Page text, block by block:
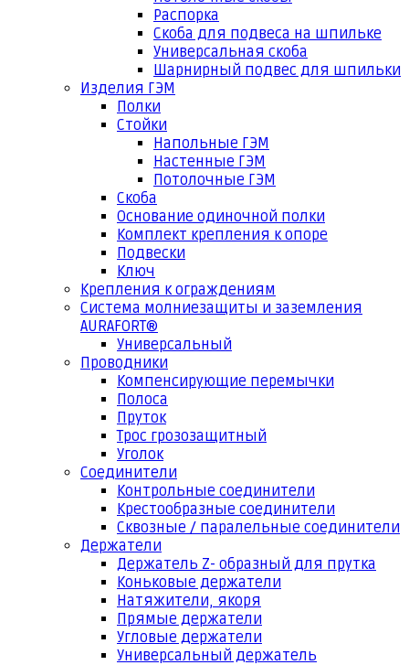
Распорка
Скоба для подвеса на шпильке
Универсальная скоба
Шарнирный подвес для шпильки
Изделия ГЭМ
Полки
Стойки
Напольные ГЭМ
Настенные ГЭМ
Потолочные ГЭМ
Скоба
Основание одиночной полки
Комплект крепления к опоре
Подвески
Ключ
Крепления к ограждениям
Система молниезащиты и заземления
AURAFORT®
Универсальный
Проводники
Компенсирующие перемычки
Полоса
Пруток
Трос грозозащитный
Уголок
Соединители
Контрольные соединители
Крестообразные соединители
Сквозные / паралельные соединители
Держатели
Держатель Z- образный для прутка
Коньковые держатели
Натяжители, якоря
Прямые держатели
Угловые держатели
Универсальный держатель